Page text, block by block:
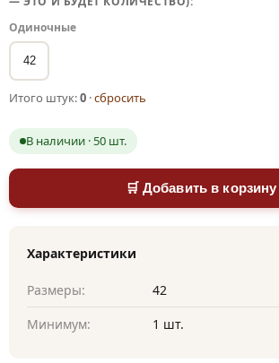
Одиночные
42
Итого штук:0 ·сбросить
В наличии · 50 шт.
🛒 Добавить в корзину
Характеристики
Размеры:
42
Минимум:
1 шт.